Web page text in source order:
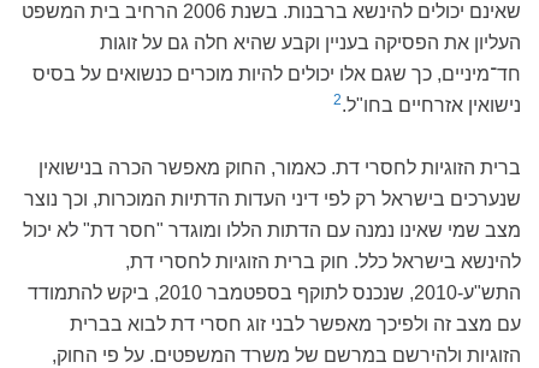
שאינם יכולים להינשא ברבנות. בשנת 2006 הרחיב בית המשפט
העליון את הפסיקה בעניין וקבע שהיא חלה גם על זוגות
חד־מיניים, כך שגם אלו יכולים להיות מוכרים כנשואים על בסיס
נישואין אזרחיים בחו"ל.2
ברית הזוגיות לחסרי דת. כאמור, החוק מאפשר הכרה בנישואין
שנערכים בישראל רק לפי דיני העדות הדתיות המוכרות, וכך נוצר
מצב שמי שאינו נמנה עם הדתות הללו ומוגדר "חסר דת" לא יכול
להינשא בישראל כלל. חוק ברית הזוגיות לחסרי דת,
התש"ע-2010, שנכנס לתוקף בספטמבר 2010, ביקש להתמודד
עם מצב זה ולפיכך מאפשר לבני זוג חסרי דת לבוא בברית
הזוגיות ולהירשם במרשם של משרד המשפטים. על פי החוק,